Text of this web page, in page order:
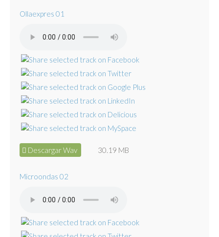
Ollaexpres 01
Descargar Wav 30.19 MB
Microondas 02